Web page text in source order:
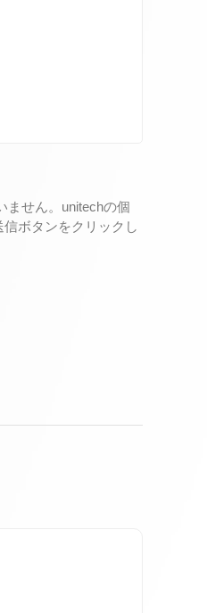
ません。unitechの個
ボタンをクリックし